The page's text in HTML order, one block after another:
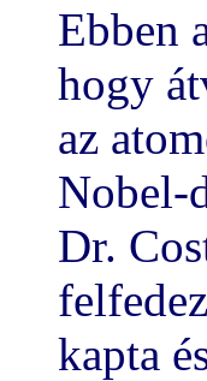
Ebben
hogy
az
Nobel-
Dr.
kapta